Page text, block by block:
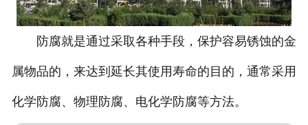
企业荣誉
大事记
企业招聘
防腐就是通过采取各种手段，保护容易锈蚀的金
属物品的，来达到延长其使用寿命的目的，通常采用
化学防腐、物理防腐、电化学防腐等方法。